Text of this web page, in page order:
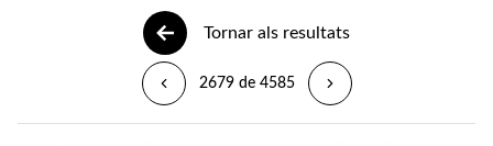
Tornar als resultats
2679 de 4585